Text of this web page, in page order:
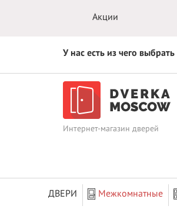
Акции
У нас есть из чего выбрать
Интернет-магазин дверей
ДВЕРИ Межкомнатные